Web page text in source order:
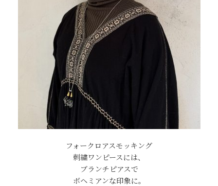
フォークロアスモッキング
刺繍ワンピースには、
ブランチピアスで
ボヘミアンな印象に。